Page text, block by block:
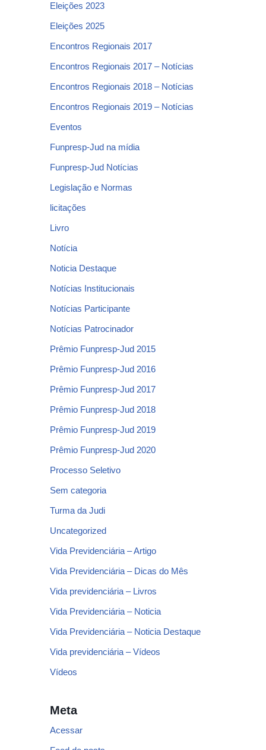
Eleições 2023
Eleições 2025
Encontros Regionais 2017
Encontros Regionais 2017 – Notícias
Encontros Regionais 2018 – Notícias
Encontros Regionais 2019 – Notícias
Eventos
Funpresp-Jud na mídia
Funpresp-Jud Notícias
Legislação e Normas
licitações
Livro
Notícia
Noticia Destaque
Notícias Institucionais
Notícias Participante
Notícias Patrocinador
Prêmio Funpresp-Jud 2015
Prêmio Funpresp-Jud 2016
Prêmio Funpresp-Jud 2017
Prêmio Funpresp-Jud 2018
Prêmio Funpresp-Jud 2019
Prêmio Funpresp-Jud 2020
Processo Seletivo
Sem categoria
Turma da Judi
Uncategorized
Vida Previdenciária – Artigo
Vida Previdenciária – Dicas do Mês
Vida previdenciária – Livros
Vida Previdenciária – Noticia
Vida Previdenciária – Noticia Destaque
Vida previdenciária – Vídeos
Vídeos
Meta
Acessar